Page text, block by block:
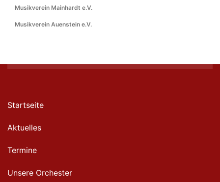
Musikverein Mainhardt e.V.
Musikverein Auenstein e.V.
Startseite
Aktuelles
Termine
Unsere Orchester